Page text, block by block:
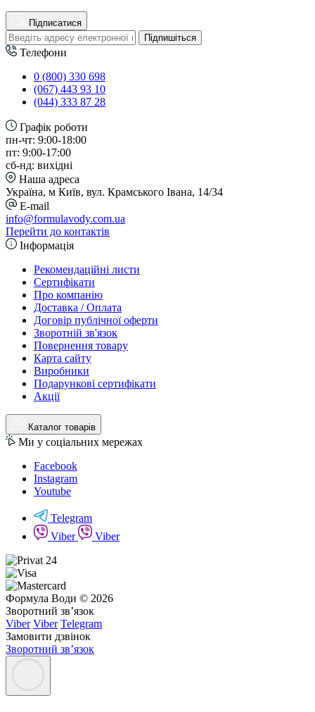
Підписатися
Підпишіться
Телефони
0 (800) 330 698
(067) 443 93 10
(044) 333 87 28
Графік роботи
пн-чт: 9:00-18:00
пт: 9:00-17:00
сб-нд: вихідні
Наша адреса
Україна, м Київ, вул. Крамського Івана, 14/34
E-mail
info@formulavody.com.ua
Перейти до контактів
Інформація
Рекомендаційні листи
Сертифікати
Про компанію
Доставка / Оплата
Договір публічної оферти
Зворотній зв'язок
Повернення товару
Карта сайту
Виробники
Подарункові сертифікати
Акції
Каталог товарів
Ми у соціальних мережах
Facebook
Instagram
Youtube
Telegram
Viber
Viber
Формула Води © 2026
Зворотний зв’язок
Viber Viber Telegram
Замовити дзвінок
Зворотний зв’язок